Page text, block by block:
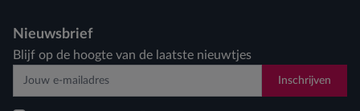
Nieuwsbrief
Blijf op de hoogte van de laatste nieuwtjes
Inschrijven